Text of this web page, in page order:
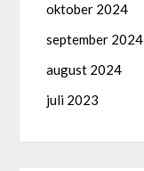
oktober 2024
september 2024
august 2024
juli 2023